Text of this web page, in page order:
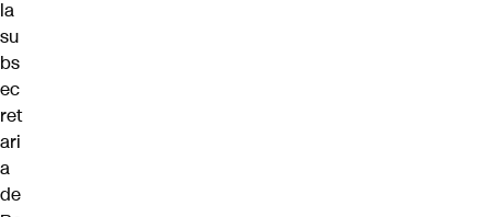
la
su
bs
ec
ret
ari
a
de